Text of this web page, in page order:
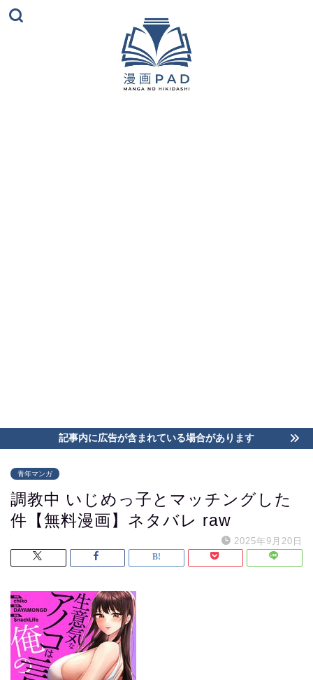
記事内に広告が含まれている場合があります
青年マンガ
調教中 いじめっ子とマッチングした
件【無料漫画】ネタバレ raw
2025年9月20日